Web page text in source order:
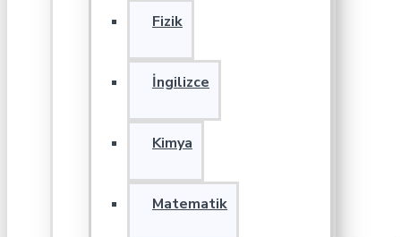
Fizik
İngilizce
Kimya
Matematik